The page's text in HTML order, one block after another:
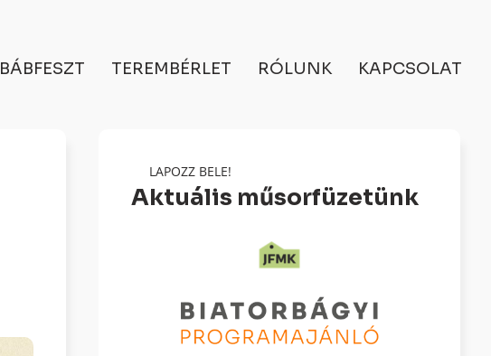
BÁBFESZT TEREMBÉRLET RÓLUNK KAPCSOLAT
LAPOZZ BELE!
Aktuális műsorfüzetünk